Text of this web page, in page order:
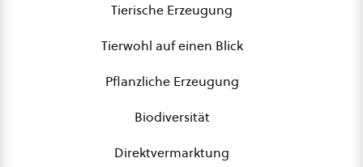
Tierische Erzeugung
Tierwohl auf einen Blick
Pflanzliche Erzeugung
Biodiversität
Direktvermarktung